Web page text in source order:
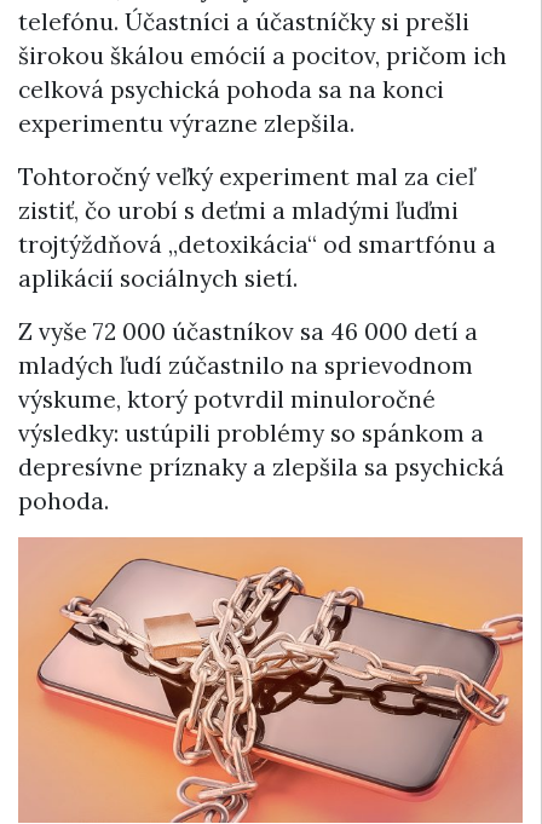
telefónu. Účastníci a účastníčky si prešli
širokou škálou emócií a pocitov, pričom ich
celková psychická pohoda sa na konci
experimentu výrazne zlepšila.
Tohtoročný veľký experiment mal za cieľ
zistiť, čo urobí s deťmi a mladými ľuďmi
trojtýždňová „detoxikácia“ od smartfónu a
aplikácií sociálnych sietí.
Z vyše 72 000 účastníkov sa 46 000 detí a
mladých ľudí zúčastnilo na sprievodnom
výskume, ktorý potvrdil minuloročné
výsledky: ustúpili problémy so spánkom a
depresívne príznaky a zlepšila sa psychická
pohoda.